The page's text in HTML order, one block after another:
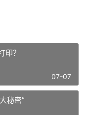
印？
07-07
秘密”